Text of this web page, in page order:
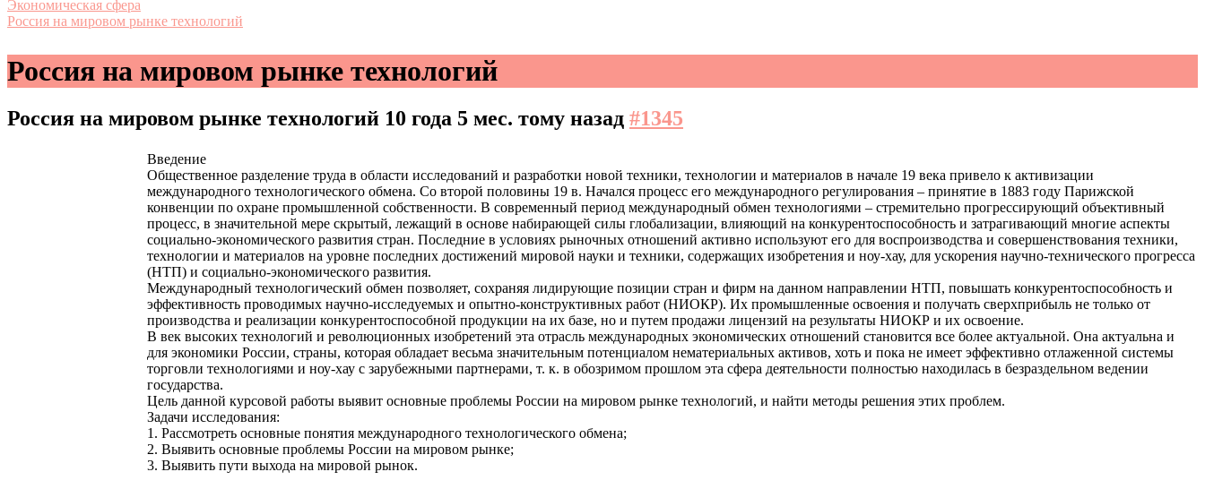
Экономическая сфера
Россия на мировом рынке технологий
Россия на мировом рынке технологий
Россия на мировом рынке технологий 10 года 5 мес. тому назад #1345
Введение
Общественное разделение труда в области исследований и разработки новой техники, технологии и материалов в начале 19 века привело к активизации
международного технологического обмена. Со второй половины 19 в. Начался процесс его международного регулирования – принятие в 1883 году Парижской
конвенции по охране промышленной собственности. В современный период международный обмен технологиями – стремительно прогрессирующий объективный
процесс, в значительной мере скрытый, лежащий в основе набирающей силы глобализации, влияющий на конкурентоспособность и затрагивающий многие аспекты
социально-экономического развития стран. Последние в условиях рыночных отношений активно используют его для воспроизводства и совершенствования техники,
технологии и материалов на уровне последних достижений мировой науки и техники, содержащих изобретения и ноу-хау, для ускорения научно-технического прогресса
(НТП) и социально-экономического развития.
Международный технологический обмен позволяет, сохраняя лидирующие позиции стран и фирм на данном направлении НТП, повышать конкурентоспособность и
эффективность проводимых научно-исследуемых и опытно-конструктивных работ (НИОКР). Их промышленные освоения и получать сверхприбыль не только от
производства и реализации конкурентоспособной продукции на их базе, но и путем продажи лицензий на результаты НИОКР и их освоение.
В век высоких технологий и революционных изобретений эта отрасль международных экономических отношений становится все более актуальной. Она актуальна и
для экономики России, страны, которая обладает весьма значительным потенциалом нематериальных активов, хоть и пока не имеет эффективно отлаженной системы
торговли технологиями и ноу-хау с зарубежными партнерами, т. к. в обозримом прошлом эта сфера деятельности полностью находилась в безраздельном ведении
государства.
Цель данной курсовой работы выявит основные проблемы России на мировом рынке технологий, и найти методы решения этих проблем.
Задачи исследования:
1. Рассмотреть основные понятия международного технологического обмена;
2. Выявить основные проблемы России на мировом рынке;
3. Выявить пути выхода на мировой рынок.